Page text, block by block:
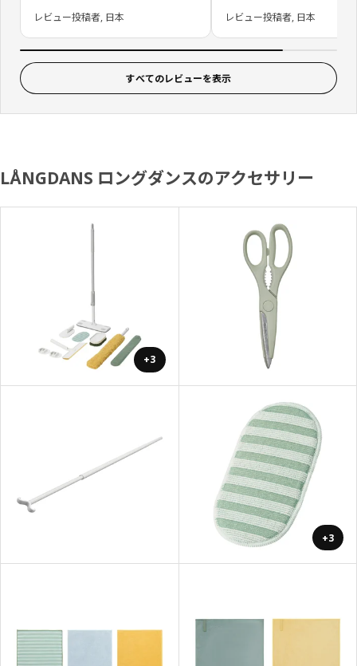
レビュー投稿者, 日本 レビュー投稿者, 日本
すべてのレビューを表示
LÅNGDANS ロングダンスのアクセサリー
+3
+3